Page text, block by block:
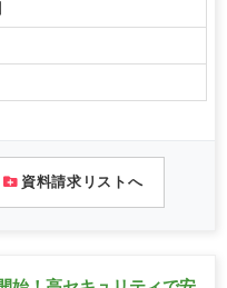
資料請求リストへ